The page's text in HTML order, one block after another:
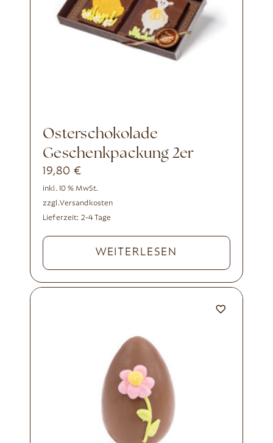
Osterschokolade
Geschenkpackung 2er
19,80 €
inkl. 10 % MwSt.
zzgl.Versandkosten
Lieferzeit: 2-4 Tage
WEITERLESEN